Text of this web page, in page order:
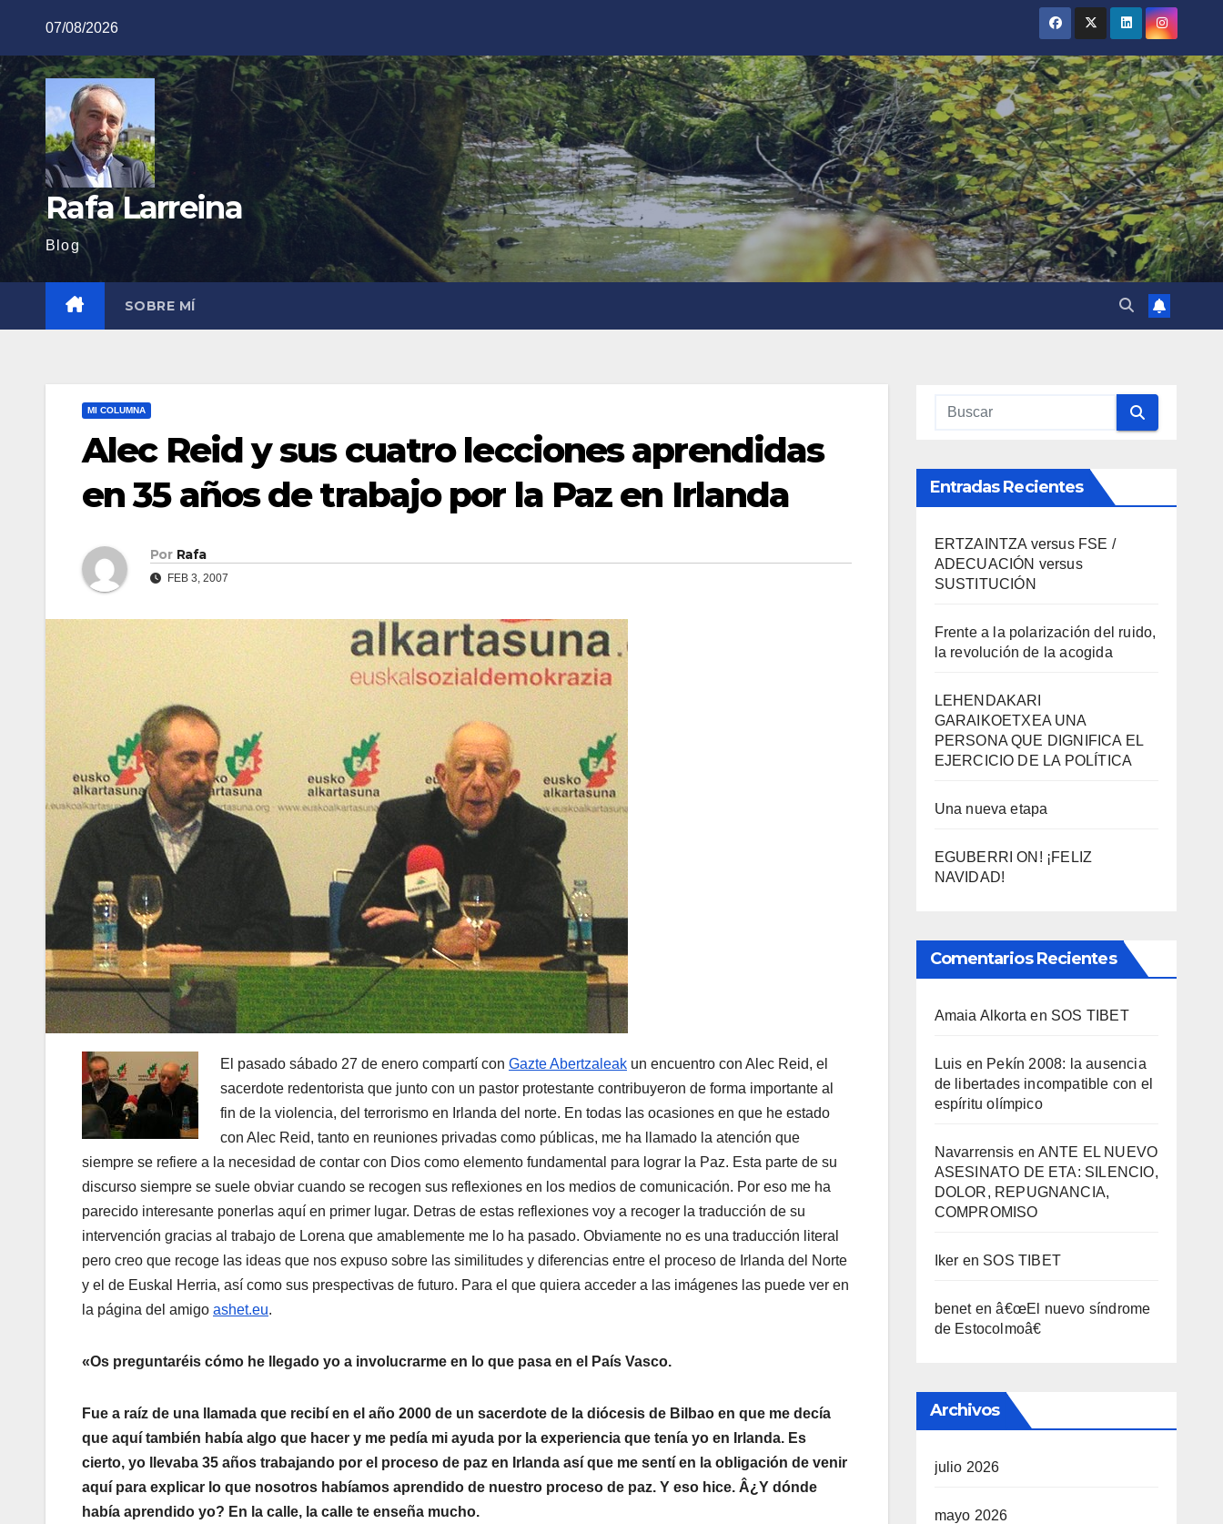
contenido
07/08/2026
Rafa Larreina
Blog
SOBRE MÍ
MI COLUMNA
Alec Reid y sus cuatro lecciones aprendidas
en 35 años de trabajo por la Paz en Irlanda
Por Rafa
FEB 3, 2007
El pasado sábado 27 de enero compartí­ con Gazte Abertzaleak un encuentro con Alec Reid, el
sacerdote redentorista que junto con un pastor protestante contribuyeron de forma importante al
fin de la violencia, del terrorismo en Irlanda del norte. En todas las ocasiones en que he estado
con Alec Reid, tanto en reuniones privadas como públicas, me ha llamado la atención que
siempre se refiere a la necesidad de contar con Dios como elemento fundamental para lograr la Paz. Esta parte de su
discurso siempre se suele obviar cuando se recogen sus reflexiones en los medios de comunicación. Por eso me ha
parecido interesante ponerlas aquí­ en primer lugar. Detras de estas reflexiones voy a recoger la traducción de su
intervención gracias al trabajo de Lorena que amablemente me lo ha pasado. Obviamente no es una traducción literal
pero creo que recoge las ideas que nos expuso sobre las similitudes y diferencias entre el proceso de Irlanda del Norte
y el de Euskal Herria, así­ como sus prespectivas de futuro. Para el que quiera acceder a las imágenes las puede ver en
la página del amigo ashet.eu.
«Os preguntaréis cómo he llegado yo a involucrarme en lo que pasa en el Paí­s Vasco.
Fue a raí­z de una llamada que recibí­ en el año 2000 de un sacerdote de la diócesis de Bilbao en que me decí­a
que aquí­ también habí­a algo que hacer y me pedí­a mi ayuda por la experiencia que tení­a yo en Irlanda. Es
cierto, yo llevaba 35 años trabajando por el proceso de paz en Irlanda así­ que me sentí­ en la obligación de venir
aquí­ para explicar lo que nosotros habí­amos aprendido de nuestro proceso de paz. Y eso hice. Â¿Y dónde
habí­a aprendido yo? En la calle, la calle te enseña mucho.
Entradas Recientes
ERTZAINTZA versus FSE /
ADECUACIÓN versus
SUSTITUCIÓN
Frente a la polarización del ruido,
la revolución de la acogida
LEHENDAKARI
GARAIKOETXEA UNA
PERSONA QUE DIGNIFICA EL
EJERCICIO DE LA POLÍTICA
Una nueva etapa
EGUBERRI ON! ¡FELIZ
NAVIDAD!
Comentarios Recientes
Amaia Alkorta en SOS TIBET
Luis en Pekí­n 2008: la ausencia
de libertades incompatible con el
espí­ritu olí­mpico
Navarrensis en ANTE EL NUEVO
ASESINATO DE ETA: SILENCIO,
DOLOR, REPUGNANCIA,
COMPROMISO
Iker en SOS TIBET
benetenâ€œEl nuevo sí­ndrome
de Estocolmoâ€
Archivos
julio 2026
mayo 2026